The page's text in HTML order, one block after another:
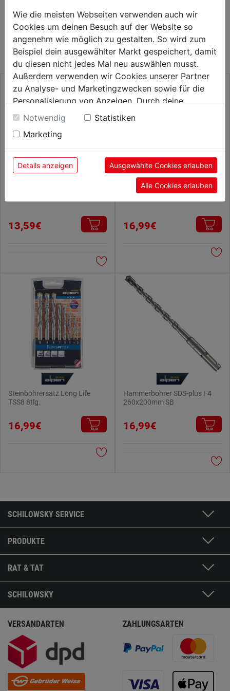
WEITERE PRODUKTE AUS DIESER
KATEGORIE
13,59€
Spitzmeißel SDS-plus 250mm
16,99€
Steinbohrersatz Long Life
TSS8 8tlg.
16,99€
Hammerbohrer SDS-plus F4
260x200mm SB
16,99€
SCHILOWSKY SERVICE
PRODUKTE
RAT & TAT
SCHILOWSKY
VERSANDARTEN ZAHLUNGSARTEN
Wie die meisten Webseiten verwenden auch wir
Cookies um deinen Besuch auf der Website so
angenehm wie möglich zu gestalten. So wird zum
Beispiel dein ausgewählter Markt gespeichert, damit
du diesen nicht jedes Mal neu auswählen musst.
Außerdem verwenden wir Cookies unserer Partner
zu Analyse- und Marketingzwecken sowie für die
Personalisierung von Anzeigen. Durch deine
Einwilligung werden die Daten von Drittanbieter,
unter anderem auch in den USA, verarbeitet.
Durch Klick auf "Alle Cookies erlauben" stimmst du
der Verwendung aller Cookies zu. Unter "Details
anzeigen" findest du alle Infos zu den
unterschiedlichen Cookies, unter "Cookies
Konfigurieren" kannst du auswählen, welche Cookies
du zulassen möchtest und welche nicht.
Datenschutzerklärung.
Notwendig
Statistiken
Marketing
Details anzeigen Ausgewählte Cookies erlauben
Alle Cookies erlauben